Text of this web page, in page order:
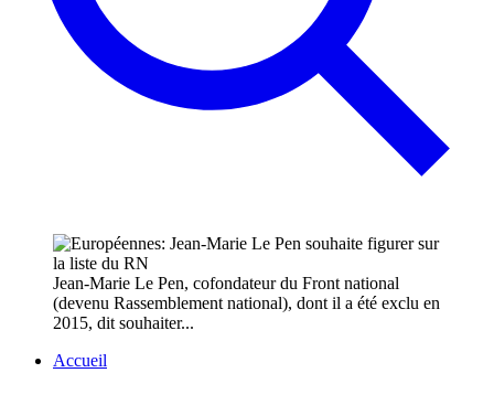
Jean-Marie Le Pen, cofondateur du Front national
(devenu Rassemblement national), dont il a été exclu en
2015, dit souhaiter...
Accueil